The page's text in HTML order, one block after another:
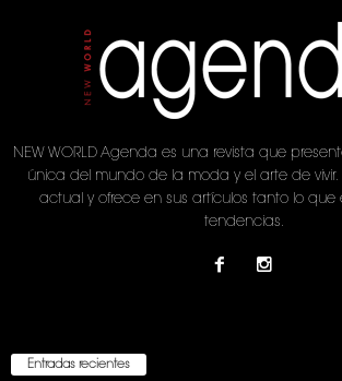
NEW WORLD Agenda es una revista que
única del mundo de la moda y el arte de vivir.
actual y ofrece en sus artículos tanto lo que
tendencias.
Entradas recientes